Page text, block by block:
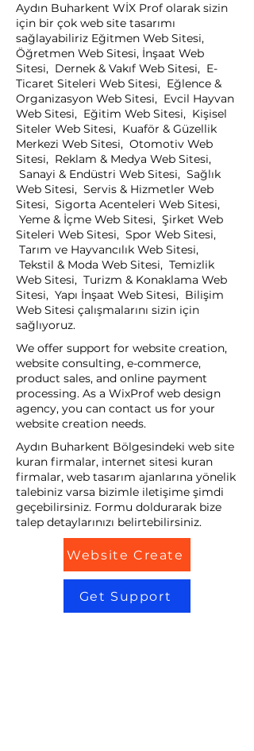
Aydın Buharkent WİX Prof olarak sizin
için bir çok web site tasarımı
sağlayabiliriz Eğitmen Web Sitesi,
Öğretmen Web Sitesi, İnşaat Web
Sitesi, Dernek & Vakıf Web Sitesi, E-
Ticaret Siteleri Web Sitesi, Eğlence &
Organizasyon Web Sitesi, Evcil Hayvan
Web Sitesi, Eğitim Web Sitesi, Kişisel
Siteler Web Sitesi, Kuaför & Güzellik
Merkezi Web Sitesi, Otomotiv Web
Sitesi, Reklam & Medya Web Sitesi,
Sanayi & Endüstri Web Sitesi, Sağlık
Web Sitesi, Servis & Hizmetler Web
Sitesi, Sigorta Acenteleri Web Sitesi,
Yeme & İçme Web Sitesi, Şirket Web
Siteleri Web Sitesi, Spor Web Sitesi,
Tarım ve Hayvancılık Web Sitesi,
Tekstil & Moda Web Sitesi, Temizlik
Web Sitesi, Turizm & Konaklama Web
Sitesi, Yapı İnşaat Web Sitesi, Bilişim
Web Sitesi çalışmalarını sizin için
sağlıyoruz.
We offer support for website creation,
website consulting, e-commerce,
product sales, and online payment
processing. As a WixProf web design
agency, you can contact us for your
website creation needs.
Aydın Buharkent Bölgesindeki web site
kuran firmalar, internet sitesi kuran
firmalar, web tasarım ajanlarına yönelik
talebiniz varsa bizimle iletişime şimdi
geçebilirsiniz. Formu doldurarak bize
talep detaylarınızı belirtebilirsiniz.
Website Create
Get Support